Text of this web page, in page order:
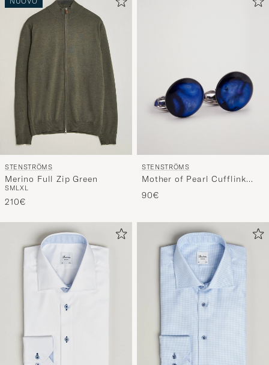
Merino Full Zip Green
SMLXL
Mother of Pearl Cufflink
Dark Blue